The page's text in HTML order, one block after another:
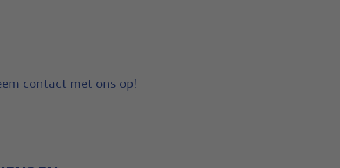
contact met ons op!